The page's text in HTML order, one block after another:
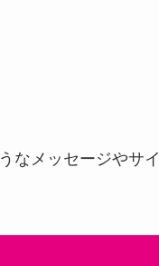
なメッセージやサ